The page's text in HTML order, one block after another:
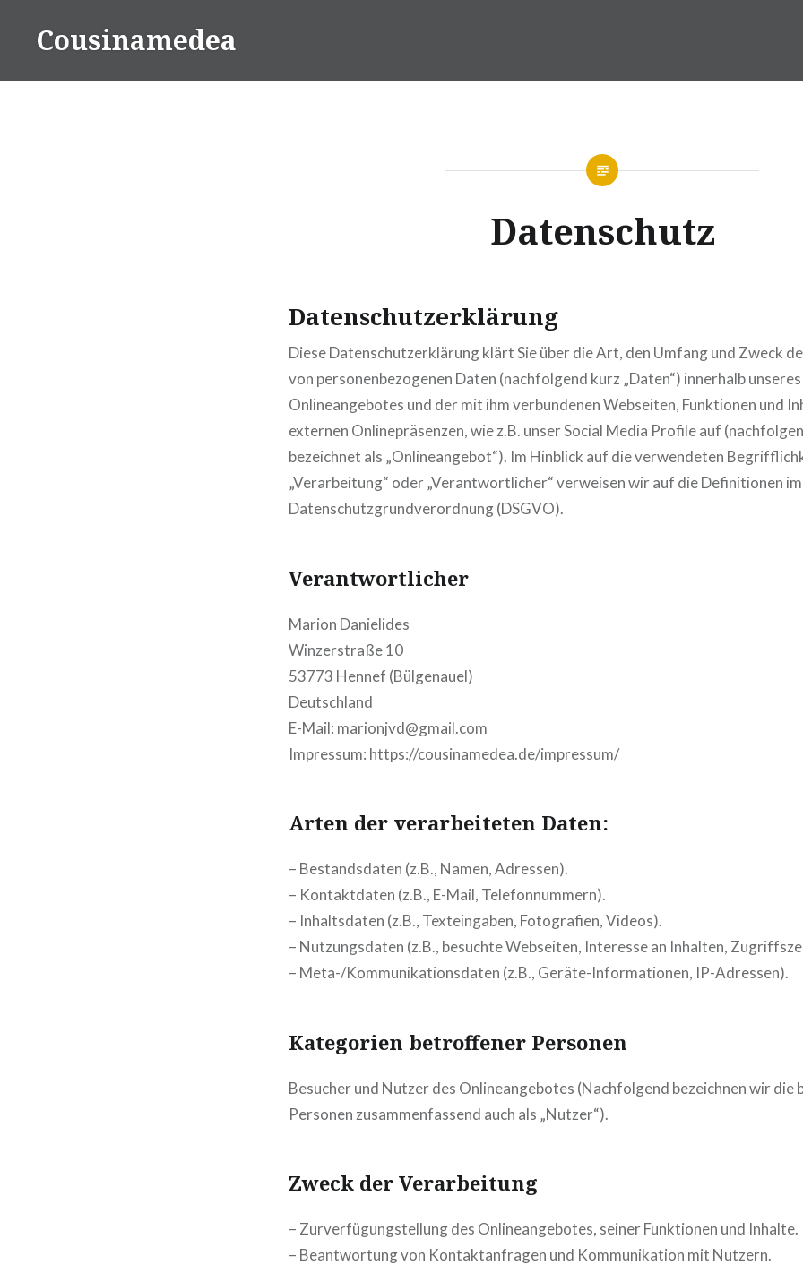
Cousinamedea
Datenschutz
Datenschutzerklärung
Diese Datenschutzerklärung klärt Sie über die Art, den Umfang und Zweck
von personenbezogenen Daten (nachfolgend kurz „Daten“) innerhalb unseres
Onlineangebotes und der mit ihm verbundenen Webseiten, Funktionen und
externen Onlinepräsenzen, wie z.B. unser Social Media Profile auf
bezeichnet als „Onlineangebot“). Im Hinblick auf die verwendeten
„Verarbeitung“ oder „Verantwortlicher“ verweisen wir auf die Definitionen
Datenschutzgrundverordnung (DSGVO).
Verantwortlicher
Marion Danielides
Winzerstraße 10
53773 Hennef (Bülgenauel)
Deutschland
E-Mail: marionjvd@gmail.com
Impressum: https://cousinamedea.de/impressum/
Arten der verarbeiteten Daten:
– Bestandsdaten (z.B., Namen, Adressen).
– Kontaktdaten (z.B., E-Mail, Telefonnummern).
– Inhaltsdaten (z.B., Texteingaben, Fotografien, Videos).
– Nutzungsdaten (z.B., besuchte Webseiten, Interesse an Inhalten,
– Meta-/Kommunikationsdaten (z.B., Geräte-Informationen, IP-Adressen).
Kategorien betroffener Personen
Besucher und Nutzer des Onlineangebotes (Nachfolgend bezeichnen wir
Personen zusammenfassend auch als „Nutzer“).
Zweck der Verarbeitung
– Zurverfügungstellung des Onlineangebotes, seiner Funktionen und Inhalte.
– Beantwortung von Kontaktanfragen und Kommunikation mit Nutzern.